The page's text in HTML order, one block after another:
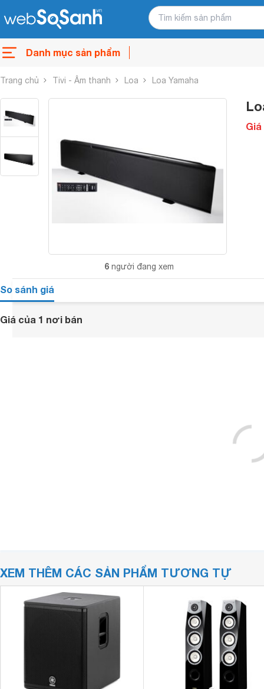
Danh mục sản phẩm
Trang chủ Tivi - Âm thanh Loa Loa Yamaha
6 người đang xem
Giá
So sánh giá
Giá của 1 nơi bán
XEM THÊM CÁC SẢN PHẨM TƯƠNG TỰ